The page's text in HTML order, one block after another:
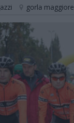
gorla maggiore